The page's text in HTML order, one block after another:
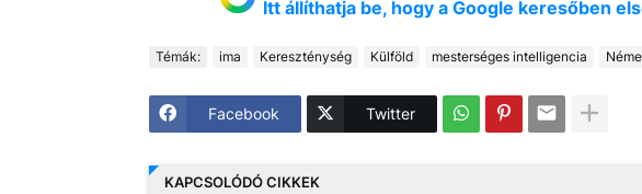
Itt állíthatja be, hogy a Google keresőben
Témák: ima Kereszténység Külföld mesterséges intelligencia
Facebook Twitter
KAPCSOLÓDÓ CIKKEK